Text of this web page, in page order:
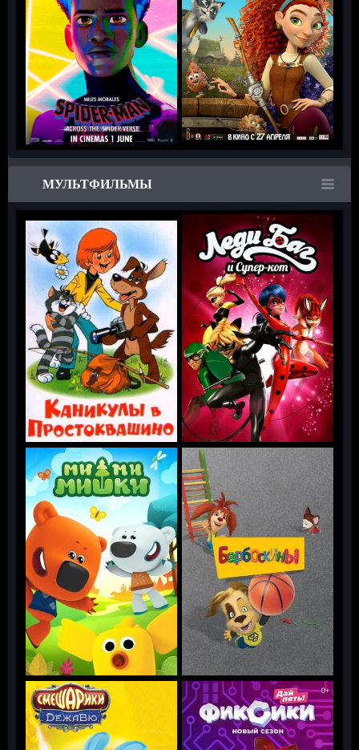
МУЛЬТФИЛЬМЫ